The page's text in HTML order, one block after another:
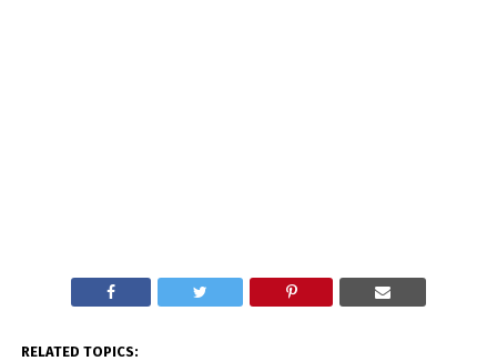
RELATED TOPICS: